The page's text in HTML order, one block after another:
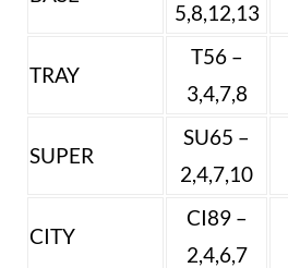
5,8,12,13
TRAY
T56 –
3,4,7,8
SUPER
SU65 –
2,4,7,10
CITY
CI89 –
2,4,6,7